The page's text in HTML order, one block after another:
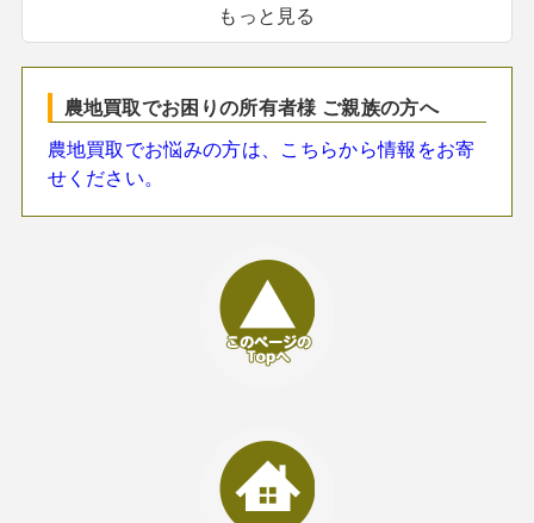
もっと見る
農地買取でお困りの所有者様 ご親族の方へ
農地買取でお悩みの方は、こちらから情報をお寄
せください。